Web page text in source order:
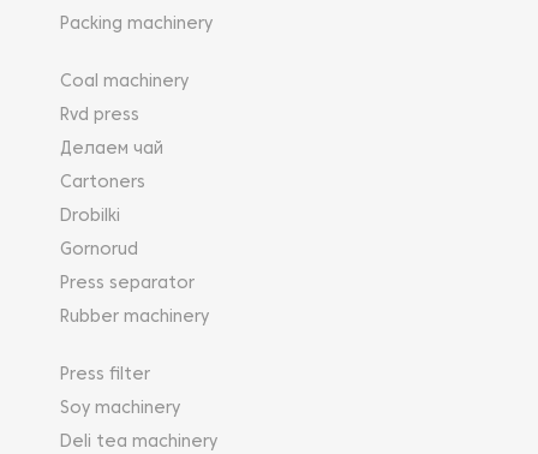
Packing machinery
Coal machinery
Rvd press
Делаем чай
Cartoners
Drobilki
Gornorud
Press separator
Rubber machinery
Press filter
Soy machinery
Deli tea machinery